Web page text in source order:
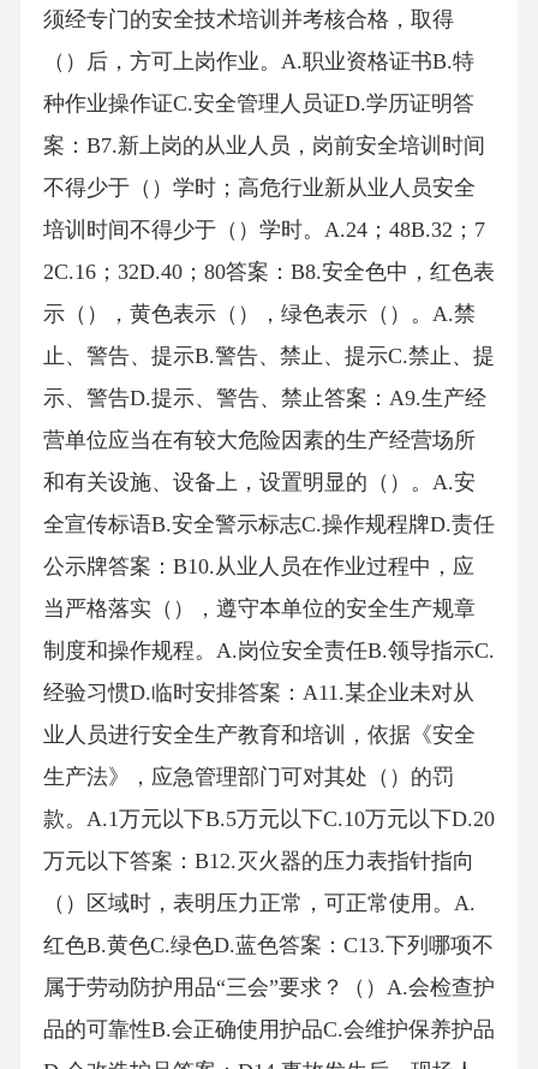
须经专门的安全技术培训并考核合格，取得
（）后，方可上岗作业。A.职业资格证书B.特
种作业操作证C.安全管理人员证D.学历证明答
案：B7.新上岗的从业人员，岗前安全培训时间
不得少于（）学时；高危行业新从业人员安全
培训时间不得少于（）学时。A.24；48B.32；7
2C.16；32D.40；80答案：B8.安全色中，红色表
示（），黄色表示（），绿色表示（）。A.禁
止、警告、提示B.警告、禁止、提示C.禁止、提
示、警告D.提示、警告、禁止答案：A9.生产经
营单位应当在有较大危险因素的生产经营场所
和有关设施、设备上，设置明显的（）。A.安
全宣传标语B.安全警示标志C.操作规程牌D.责任
公示牌答案：B10.从业人员在作业过程中，应
当严格落实（），遵守本单位的安全生产规章
制度和操作规程。A.岗位安全责任B.领导指示C.
经验习惯D.临时安排答案：A11.某企业未对从
业人员进行安全生产教育和培训，依据《安全
生产法》，应急管理部门可对其处（）的罚
款。A.1万元以下B.5万元以下C.10万元以下D.20
万元以下答案：B12.灭火器的压力表指针指向
（）区域时，表明压力正常，可正常使用。A.
红色B.黄色C.绿色D.蓝色答案：C13.下列哪项不
属于劳动防护用品“三会”要求？（）A.会检查护
品的可靠性B.会正确使用护品C.会维护保养护品